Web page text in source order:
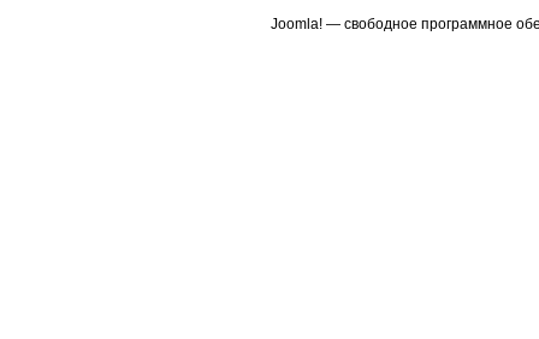
Joomla! — свободное программное